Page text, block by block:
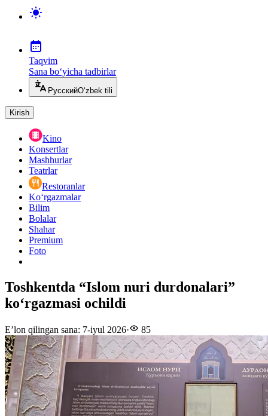
Taqvim
Sana bo‘yicha tadbirlar
РусскийO‘zbek tili
Kirish
Kino
Konsertlar
Mashhurlar
Teatrlar
Restoranlar
Ko‘rgazmalar
Bilim
Bolalar
Shahar
Premium
Foto
Toshkentda “Islom nuri durdonalari”
ko‘rgazmasi ochildi
E’lon qilingan sana: 7-iyul 2026· 85